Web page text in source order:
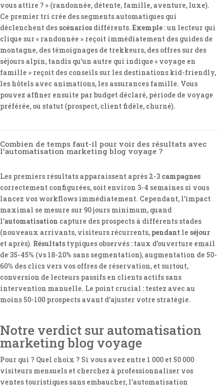
vous attire ? » (randonnée, détente, famille, aventure, luxe).
Ce premier tri crée des segments automatiques qui
déclenchent des scénarios différents. Exemple : un lecteur qui
clique sur « randonnée » reçoit immédiatement des guides de
montagne, des témoignages de trekkeurs, des offres sur des
séjours alpin, tandis qu’un autre qui indique « voyage en
famille » reçoit des conseils sur les destinations kid-friendly,
les hôtels avec animations, les assurances famille. Vous
pouvez affiner ensuite par budget déclaré, période de voyage
préférée, ou statut (prospect, client fidèle, churné).
Combien de temps faut-il pour voir des résultats avec
l'automatisation marketing blog voyage ?
Les premiers résultats apparaissent après 2-3 campagnes
correctement configurées, soit environ 3-4 semaines si vous
lancez vos workflows immédiatement. Cependant, l’impact
maximal se mesure sur 90 jours minimum, quand
l’automatisation capture des prospects à différents stades
(nouveaux arrivants, visiteurs récurrents, pendant le séjour
et après). Résultats typiques observés : taux d’ouverture email
de 35-45% (vs 18-20% sans segmentation), augmentation de 50-
60% des clics vers vos offres de réservation, et surtout,
conversion de lecteurs passifs en clients actifs sans
intervention manuelle. Le point crucial : testez avec au
moins 50-100 prospects avant d’ajuster votre stratégie.
Notre verdict sur automatisation
marketing blog voyage
Pour qui ? Quel choix ? Si vous avez entre 1 000 et 50 000
visiteurs mensuels et cherchez à professionnaliser vos
ventes touristiques sans embaucher, l'automatisation